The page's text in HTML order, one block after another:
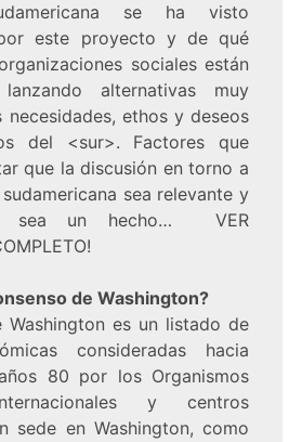
se ha visto
este proyecto y de qué
sociales están
alternativas muy
necesidades, ethos y deseos
del <sur>. Factores que
que la discusión en torno a
sea relevante y
sea un hecho… VER
de Washington?
Washington es un listado de
consideradas hacia
80 por los Organismos
y centros
sede en Washington, como